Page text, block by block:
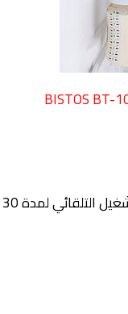
إيقاف التشغيل التلقائي لمدة 30